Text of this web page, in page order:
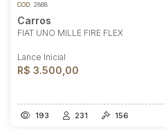
COD. 2868
Carros
FIAT UNO MILLE FIRE FLEX
Lance Inicial
R$ 3.500,00
193 231 156